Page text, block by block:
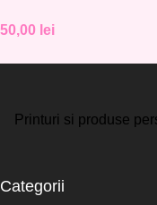
50,00 lei
Printuri si produse
Categorii